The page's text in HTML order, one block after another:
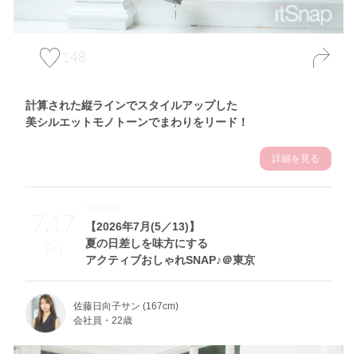
148
計算された縦ラインでスタイルアップした
美シルエットモノトーンでまわりをリード！
詳細を見る
7.17
Fri
【2026年7月(5／13)】
夏の日差しを味方にする
アクティブおしゃれSNAP♪＠東京
Theme
佐藤日向子サン (167cm)
会社員・22歳